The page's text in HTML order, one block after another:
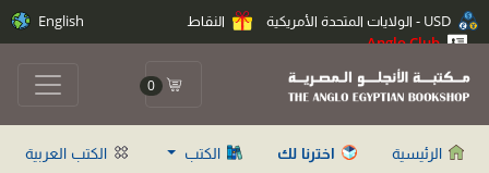
النقاط
Anglo Club
English
0
الرئيسية اخترنا لك الكتب
الكتب العربية